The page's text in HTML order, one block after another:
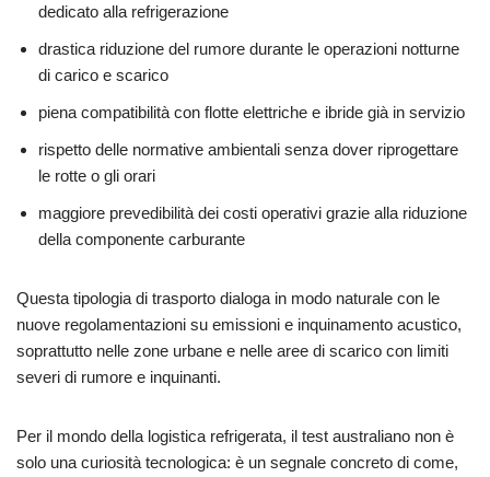
dedicato alla refrigerazione
drastica riduzione del rumore durante le operazioni notturne
di carico e scarico
piena compatibilità con flotte elettriche e ibride già in servizio
rispetto delle normative ambientali senza dover riprogettare
le rotte o gli orari
maggiore prevedibilità dei costi operativi grazie alla riduzione
della componente carburante
Questa tipologia di trasporto dialoga in modo naturale con le
nuove regolamentazioni su emissioni e inquinamento acustico,
soprattutto nelle zone urbane e nelle aree di scarico con limiti
severi di rumore e inquinanti.
Per il mondo della logistica refrigerata, il test australiano non è
solo una curiosità tecnologica: è un segnale concreto di come,